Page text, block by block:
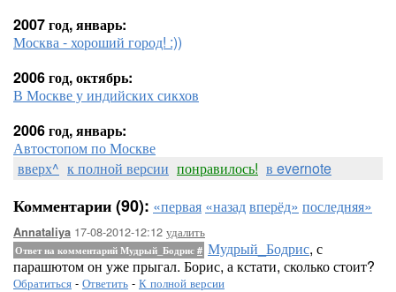
2007 год, январь:
Москва - хороший город! :))
2006 год, октябрь:
В Москве у индийских сикхов
2006 год, январь:
Автостопом по Москве
вверх^ к полной версии понравилось! в evernote
Комментарии (90): «первая «назадвперёд» последняя»
Annataliya 17-08-2012-12:12 удалить
Ответ на комментарий Мудрый_Бодрис # Мудрый_Бодрис, с
парашютом он уже прыгал. Борис, а кстати, сколько стоит?
Обратиться - Ответить - К полной версии